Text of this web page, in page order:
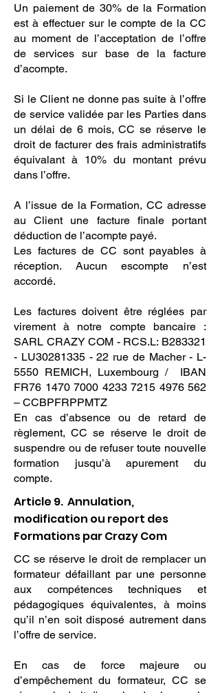
Un paiement de 30% de la Formation
est à effectuer sur le compte de la CC
au moment de l’acceptation de l’offre
de services sur base de la facture
d’acompte.
Si le Client ne donne pas suite à l’offre
de service validée par les Parties dans
un délai de 6 mois, CC se réserve le
droit de facturer des frais administratifs
équivalant à 10% du montant prévu
dans l’offre.
A l’issue de la Formation, CC adresse
au Client une facture finale portant
déduction de l’acompte payé.
Les factures de CC sont payables à
réception. Aucun escompte n’est
accordé.
Les factures doivent être réglées par
virement à notre compte bancaire :
SARL CRAZY COM - RCS.L: B283321
- LU30281335 - 22 rue de Macher - L-
5550 REMICH, Luxembourg / IBAN
FR76 1470 7000 4233 7215 4976 562
– CCBPFRPPMTZ
En cas d’absence ou de retard de
règlement, CC se réserve le droit de
suspendre ou de refuser toute nouvelle
formation jusqu’à apurement du
compte.
Article 9. Annulation,
modification ou report des
Formations par Crazy Com
CC se réserve le droit de remplacer un
formateur défaillant par une personne
aux compétences techniques et
pédagogiques équivalentes, à moins
qu’il n’en soit disposé autrement dans
l’offre de service.
En cas de force majeure ou
d’empêchement du formateur, CC se